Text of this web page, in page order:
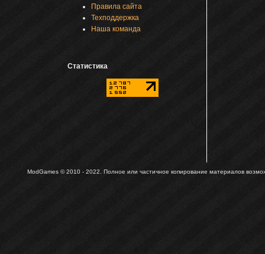
Правила сайта
Техподдержка
Наша команда
Статистика
ModGames © 2010 - 2022. Полное или частичное копирование материалов